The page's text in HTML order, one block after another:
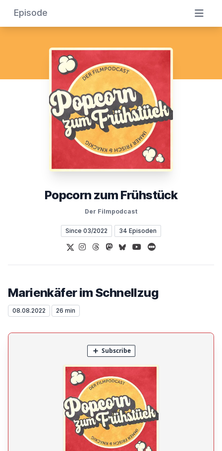
Episode
Popcorn zum Frühstück
Der Filmpodcast
Since 03/2022 34 Episoden
X Instagram
Threads
Mastodon
BlueskyYouTubeLetterboxd
Marienkäfer im Schnellzug
08.08.2022 26 min